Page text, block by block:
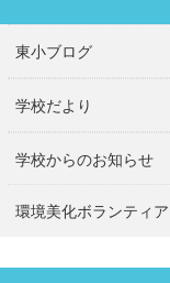
東小ブログ
学校だより
学校からのお知らせ
環境美化ボランティア